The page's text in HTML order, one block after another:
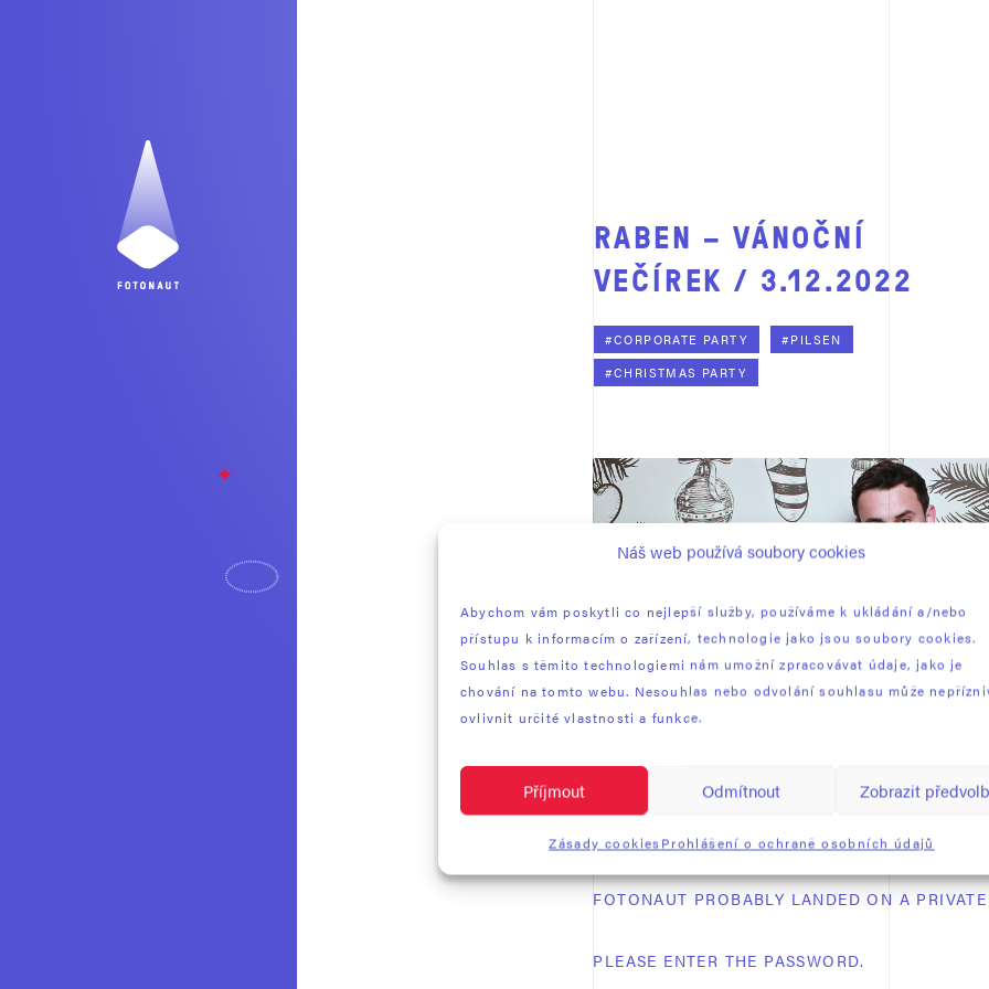
Náš web používá soubory cookies
Abychom vám poskytli co nejlepší služby, používáme k ukládání a/nebo
přístupu k informacím o zařízení, technologie jako jsou soubory cookies.
Souhlas s těmito technologiemi nám umožní zpracovávat údaje, jako je
chování na tomto webu. Nesouhlas nebo odvolání souhlasu může
ovlivnit určité vlastnosti a funkce.
Příjmout Odmítnout Zobrazit
Zásady cookies Prohlášení o ochraně osobních údajů
RABEN – VÁNOČNÍ
VEČÍREK / 3.12.2022
#CORPORATE PARTY
#PILSEN
#CHRISTMAS PARTY
FOTONAUT PROBABLY LANDED ON A
PLEASE ENTER THE PASSWORD.